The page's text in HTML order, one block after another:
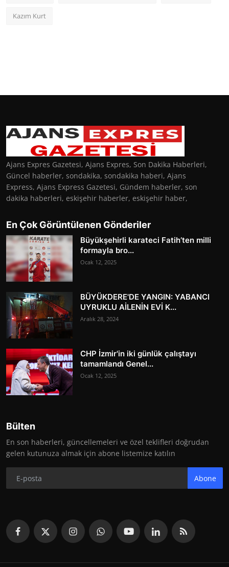
Kazım Kurt
Ajans Expres Gazetesi, Ajans Expres, Son Dakika Haberleri,
Güncel haberler, sondakika, sondakika haberi, Ajans
Express, Ajans Express Gazetesi, Gündem haberler, son
dakika haberleri, eskişehir haberler, eskişehir haber,
En Çok Görüntülenen Gönderiler
Büyükşehirli karateci Fatih’ten milli
formayla bro...
Ocak 12, 2025
BÜYÜKDERE'DE YANGIN: YABANCI
UYRUKLU AİLENİN EVİ K...
Aralık 28, 2024
CHP İzmir'in iki günlük çalıştayı
tamamlandı Genel...
Ocak 12, 2025
Bülten
En son haberleri, güncellemeleri ve özel teklifleri doğrudan
gelen kutunuza almak için abone listemize katılın
Abone